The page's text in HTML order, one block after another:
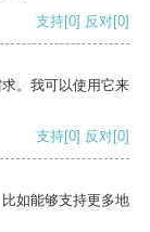
支持[0] 反对[0]
。我可以使用它来
支持[0] 反对[0]
如能够支持更多地